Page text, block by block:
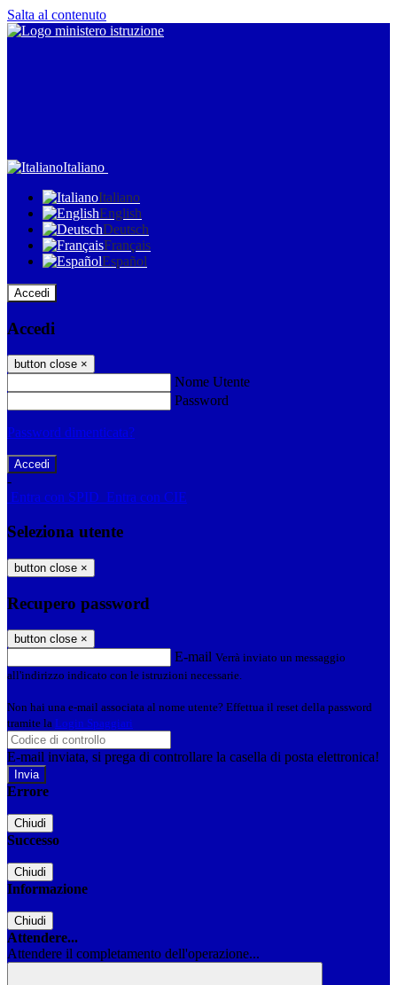
Salta al contenuto
Italiano
Italiano
English
Deutsch
Français
Español
Accedi
Accedi
button close ×
Nome Utente
Password
Password dimenticata?
-
Entra con SPID Entra con CIE
Seleziona utente
button close ×
Recupero password
button close ×
E-mail Verrà inviato un messaggio
all'indirizzo indicato con le istruzioni necessarie.
Non hai una e-mail associata al nome utente? Effettua il reset della password
tramite la Login Spaggiari
E-mail inviata, si prega di controllare la casella di posta elettronica!
Errore
Chiudi
Successo
Chiudi
Informazione
Chiudi
Attendere...
Attendere il completamento dell'operazione...